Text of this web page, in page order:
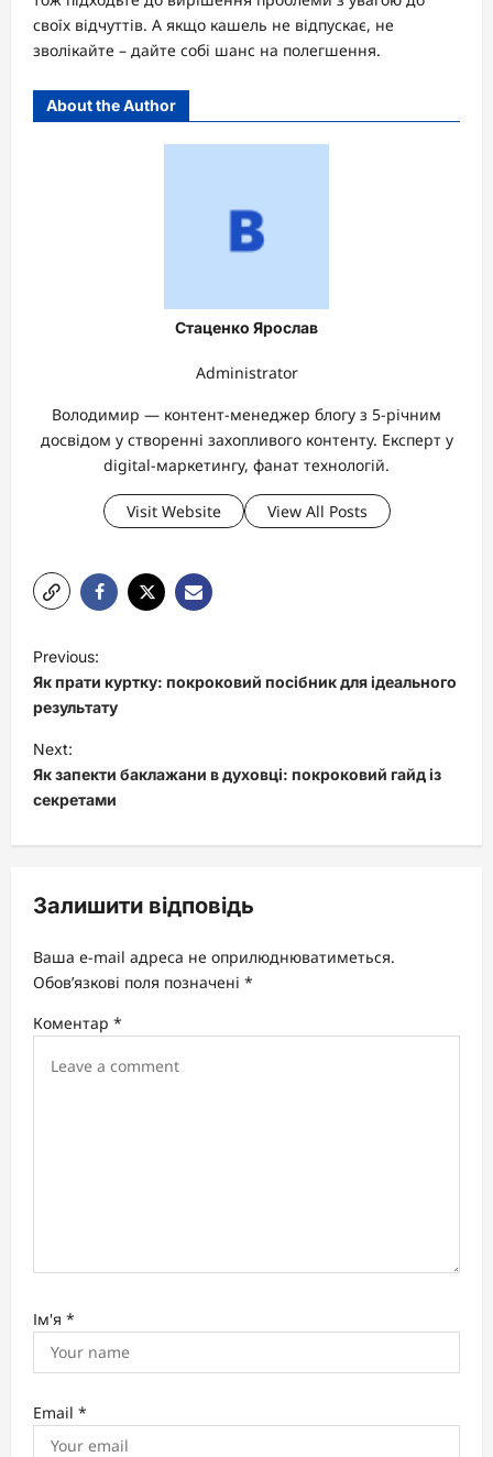
своїх відчуттів. А якщо кашель не відпускає, не
зволікайте – дайте собі шанс на полегшення.
About the Author
Стаценко Ярослав
Administrator
Володимир — контент-менеджер блогу з 5-річним
досвідом у створенні захопливого контенту. Експерт у
digital-маркетингу, фанат технологій.
Visit Website View All Posts
o
s
t
n
a
v
g
a
t
i
Previous:
Як прати куртку: покроковий посібник для ідеального
результату
Next:
Як запекти баклажани в духовці: покроковий гайд із
секретами
Залишити відповідь
Ваша e-mail адреса не оприлюднюватиметься.
Обов’язкові поля позначені *
Коментар *
Ім'я *
Email *